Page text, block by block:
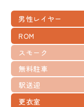
LABO
メディア
お知らせ
男性レイヤー
ROM
スモーク
無料駐車
駅送迎
更衣室